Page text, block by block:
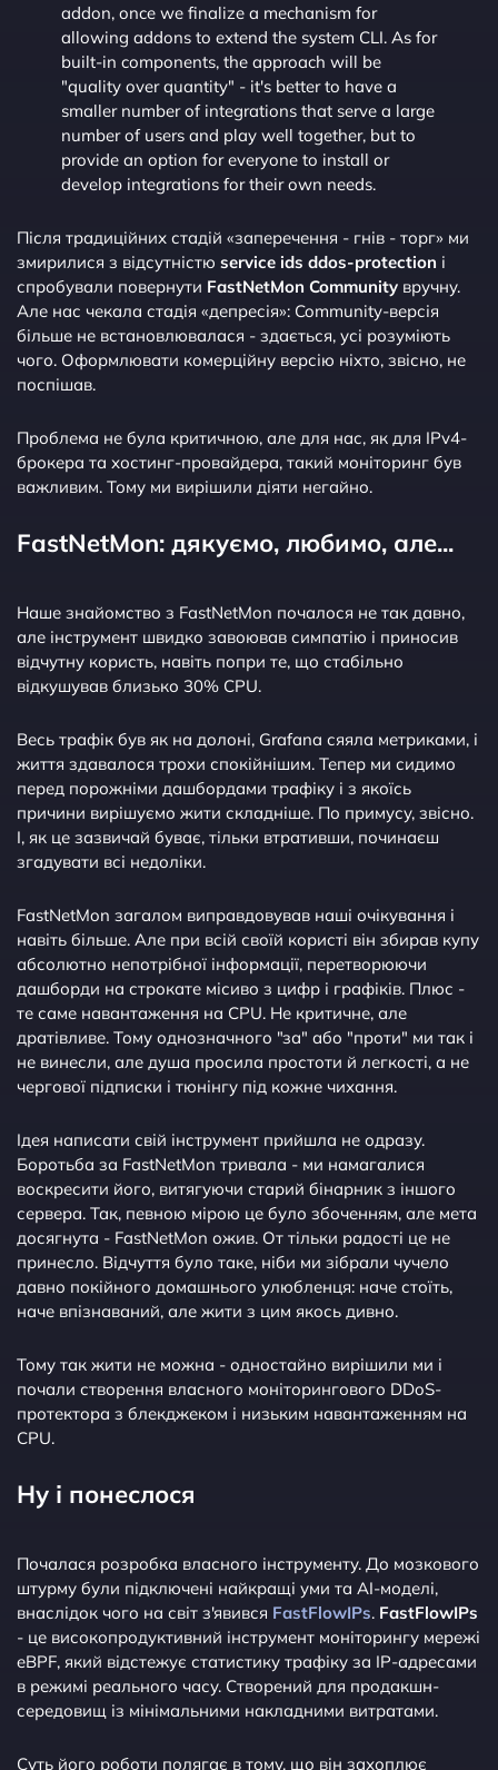
addon, once we finalize a mechanism for
allowing addons to extend the system CLI. As for
built-in components, the approach will be
"quality over quantity" - it's better to have a
smaller number of integrations that serve a large
number of users and play well together, but to
provide an option for everyone to install or
develop integrations for their own needs.
Після традиційних стадій «заперечення - гнів - торг» ми
змирилися з відсутністю service ids ddos-protection і
спробували повернути FastNetMon Community вручну.
Але нас чекала стадія «депресія»: Community-версія
більше не встановлювалася - здається, усі розуміють
чого. Оформлювати комерційну версію ніхто, звісно, не
поспішав.
Проблема не була критичною, але для нас, як для IPv4-
брокера та хостинг-провайдера, такий моніторинг був
важливим. Тому ми вирішили діяти негайно.
FastNetMon: дякуємо, любимо, але...
Наше знайомство з FastNetMon почалося не так давно,
але інструмент швидко завоював симпатію і приносив
відчутну користь, навіть попри те, що стабільно
відкушував близько 30% CPU.
Весь трафік був як на долоні, Grafana сяяла метриками, і
життя здавалося трохи спокійнішим. Тепер ми сидимо
перед порожніми дашбордами трафіку і з якоїсь
причини вирішуємо жити складніше. По примусу, звісно.
І, як це зазвичай буває, тільки втративши, починаєш
згадувати всі недоліки.
FastNetMon загалом виправдовував наші очікування і
навіть більше. Але при всій своїй користі він збирав купу
абсолютно непотрібної інформації, перетворюючи
дашборди на строкате місиво з цифр і графіків. Плюс -
те саме навантаження на CPU. Не критичне, але
дратівливе. Тому однозначного "за" або "проти" ми так і
не винесли, але душа просила простоти й легкості, а не
чергової підписки і тюнінгу під кожне чихання.
Ідея написати свій інструмент прийшла не одразу.
Боротьба за FastNetMon тривала - ми намагалися
воскресити його, витягуючи старий бінарник з іншого
сервера. Так, певною мірою це було збоченням, але мета
досягнута - FastNetMon ожив. От тільки радості це не
принесло. Відчуття було таке, ніби ми зібрали чучело
давно покійного домашнього улюбленця: наче стоїть,
наче впізнаваний, але жити з цим якось дивно.
Тому так жити не можна - одностайно вирішили ми і
почали створення власного моніторингового DDoS-
протектора з блекджеком і низьким навантаженням на
CPU.
Ну і понеслося
Почалася розробка власного інструменту. До мозкового
штурму були підключені найкращі уми та AI-моделі,
внаслідок чого на світ з'явився FastFlowIPs. FastFlowIPs
- це високопродуктивний інструмент моніторингу мережі
eBPF, який відстежує статистику трафіку за IP-адресами
в режимі реального часу. Створений для продакшн-
середовищ із мінімальними накладними витратами.
Суть його роботи полягає в тому, що він захоплює